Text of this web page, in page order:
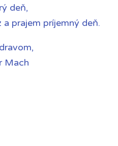
deň,
a prajem príjemný deň.
Mach